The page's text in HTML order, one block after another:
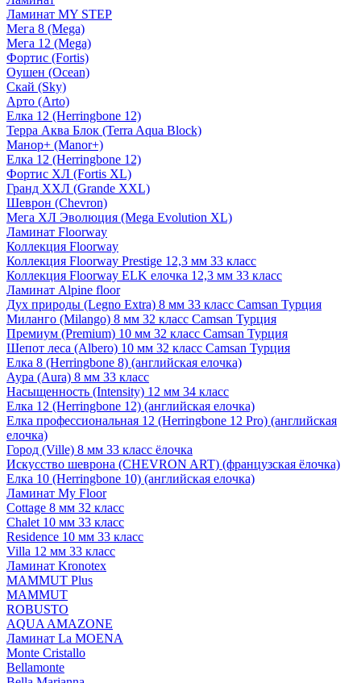
Ламинат MY STEP
Мега 8 (Mega)
Мега 12 (Mega)
Фортис (Fortis)
Оушен (Ocean)
Скай (Sky)
Арто (Arto)
Елка 12 (Herringbone 12)
Терра Аква Блок (Terra Aqua Block)
Манор+ (Manor+)
Елка 12 (Herringbone 12)
Фортис ХЛ (Fortis XL)
Гранд ХХЛ (Grande XXL)
Шеврон (Chevron)
Мега ХЛ Эволюция (Mega Evolution XL)
Ламинат Floorway
Коллекция Floorway
Коллекция Floorway Prestige 12,3 мм 33 класс
Коллекция Floorway ELK елочка 12,3 мм 33 класс
Ламинат Alpine floor
Дух природы (Legno Extra) 8 мм 33 класс Camsan Турция
Миланго (Milango) 8 мм 32 класс Camsan Турция
Премиум (Premium) 10 мм 32 класс Camsan Турция
Шепот леса (Albero) 10 мм 32 класс Camsan Турция
Елка 8 (Herringbone 8) (английская елочка)
Аура (Aura) 8 мм 33 класс
Насыщенность (Intensity) 12 мм 34 класс
Елка 12 (Herringbone 12) (английская елочка)
Елка профессиональная 12 (Herringbone 12 Pro) (английская
елочка)
Город (Ville) 8 мм 33 класс ёлочка
Искусство шеврона (CHEVRON ART) (французская ёлочка)
Елка 10 (Herringbone 10) (английская елочка)
Ламинат My Floor
Cottage 8 мм 32 класс
Chalet 10 мм 33 класс
Residence 10 мм 33 класс
Villa 12 мм 33 класс
Ламинат Kronotex
MAMMUT Plus
MAMMUT
ROBUSTO
AQUA AMAZONE
Ламинат La MOENA
Monte Cristallo
Bellamonte